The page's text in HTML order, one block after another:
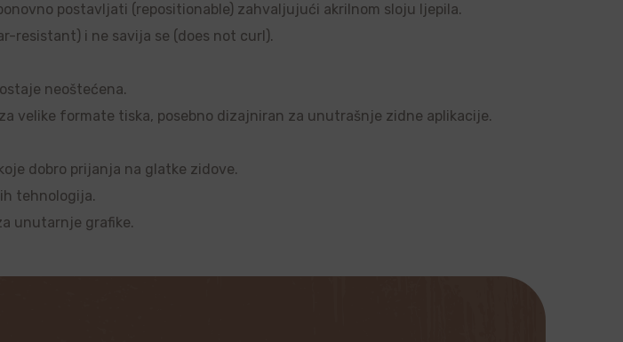
postavljati (repositionable) zahvaljujući akrilnom sloju ljepila.
resistant) i ne savija se (does not curl).
neoštećena.
velike formate tiska, posebno dizajniran za unutrašnje zidne aplikacije.
dobro prijanja na glatke zidove.
tehnologija.
unutarnje grafike.